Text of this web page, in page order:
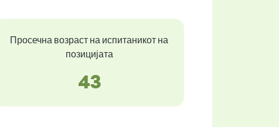
Просечна возраст на испитаникот на
позицијата
43